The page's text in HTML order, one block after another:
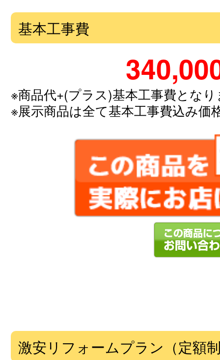
基本工事費
※商品代+(プラス)基本工事費とな
※展示商品は全て基本工事費込み価
激安リフォームプラン（定額